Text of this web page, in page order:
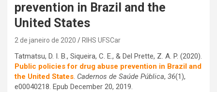
prevention in Brazil and the
United States
2 de janeiro de 2020 RIHS UFSCar
Tatmatsu, D. I. B., Siqueira, C. E., & Del Prette, Z. A. P. (2020).
Public policies for drug abuse prevention in Brazil and
the United States. Cadernos de Saúde Pública, 36(1),
e00040218. Epub December 20, 2019.